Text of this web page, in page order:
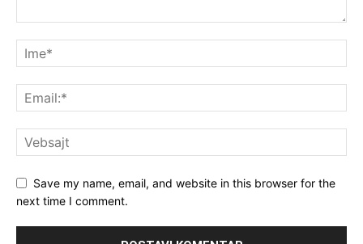
Save my name, email, and website in this browser for the
next time I comment.